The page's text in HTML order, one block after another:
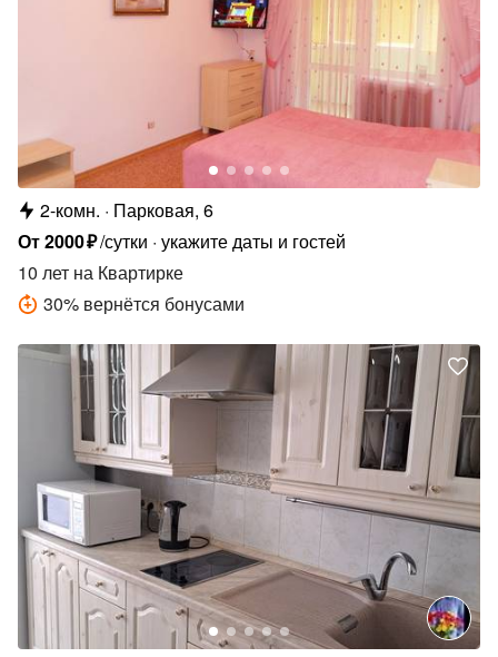
2-комн.
Парковая, 6
От2000₽/сутки укажите даты и гостей
10 лет на Квартирке
30% вернётся бонусами